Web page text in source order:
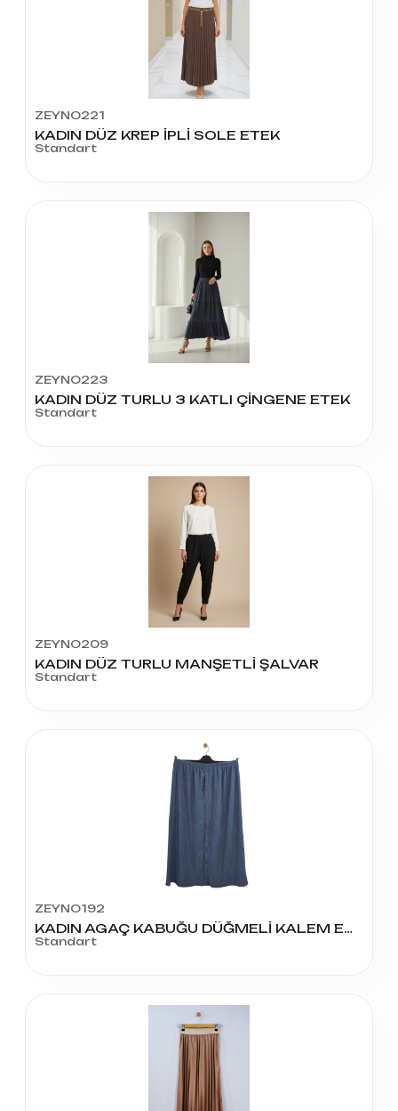
ZEYNO221
KADIN DÜZ KREP İPLİ SOLE ETEK
Standart
ZEYNO223
KADIN DÜZ TURLU 3 KATLI ÇİNGENE ETEK
Standart
ZEYNO209
KADIN DÜZ TURLU MANŞETLİ ŞALVAR
Standart
ZEYNO192
KADIN AGAÇ KABUĞU DÜĞMELİ KALEM ETEK
Standart